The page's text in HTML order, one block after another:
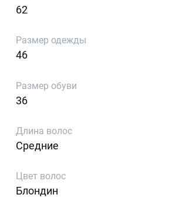
62
Размер одежды
46
Размер обуви
36
Длина волос
Средние
Цвет волос
Блондин